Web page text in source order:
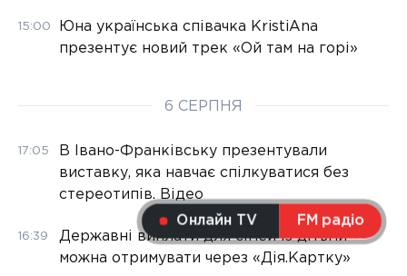
Онлайн TV FM радіо
15:00
Юна українська співачка KristiAna
презентує новий трек «Ой там на горі»
6 СЕРПНЯ
17:05
В Івано-Франківську презентували
виставку, яка навчає спілкуватися без
стереотипів. Відео
16:39
Державні виплати для сімей із дітьми
можна отримувати через «Дія.Картку»